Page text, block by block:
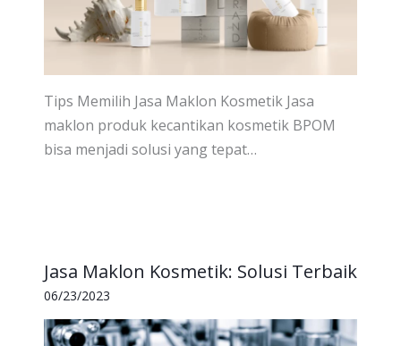
Tips Memilih Jasa Maklon Kosmetik Jasa
maklon produk kecantikan kosmetik BPOM
bisa menjadi solusi yang tepat…
Jasa Maklon Kosmetik: Solusi Terbaik
06/23/2023